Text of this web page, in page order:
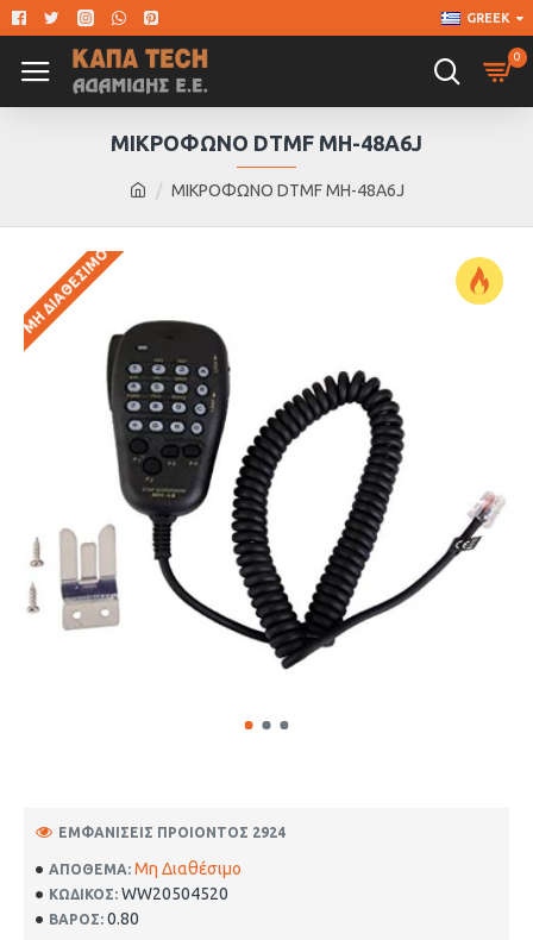
GREEK
0
ΜΙΚΡΟΦΩΝΟ DTMF MH-48A6J
ΜΙΚΡΟΦΩΝΟ DTMF MH-48A6J
ΜΗ ΔΙΑΘΈΣΙΜΟ
ΑΠΌΘΕΜΑ: Μη Διαθέσιμο
ΚΩΔΙΚΟΣ: WW20504520
ΒΑΡΟΣ: 0.80
ΕΜΦΑΝΊΣΕΙΣ ΠΡΟΙΌΝΤΟΣ 2924